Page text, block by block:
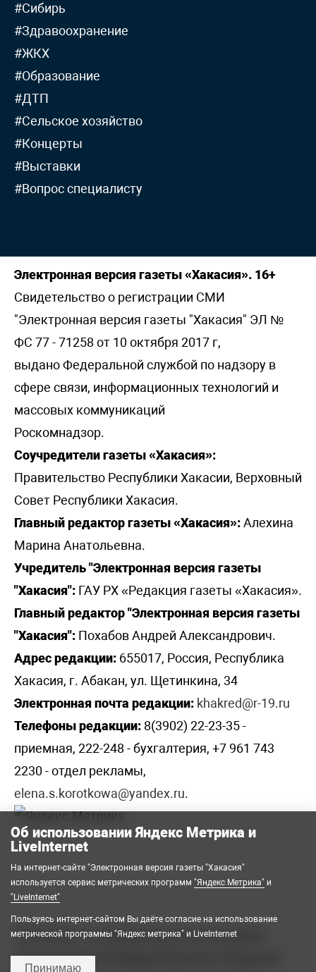
#Сибирь
#Здравоохранение
#ЖКХ
#Образование
#ДТП
#Сельское хозяйство
#Концерты
#Выставки
#Вопрос специалисту
Электронная версия газеты «Хакасия». 16+
Свидетельство о регистрации СМИ
"Электронная версия газеты "Хакасия" ЭЛ №
ФС 77 - 71258 от 10 октября 2017 г,
выдано Федеральной службой по надзору в
сфере связи, информационных технологий и
массовых коммуникаций
Роскомнадзор.
Соучредители газеты «Хакасия»:
Правительство Республики Хакасии, Верховный
Совет Республики Хакасия.
Главный редактор газеты «Хакасия»:Алехина
Марина Анатольевна.
Учредитель "Электронная версия газеты
"Хакасия": ГАУ РХ «Редакция газеты «Хакасия».
Главный редактор "Электронная версия газеты
"Хакасия": Похабов Андрей Александрович.
Адрес редакции: 655017, Россия, Республика
Хакасия, г. Абакан, ул. Щетинкина, 34
Электронная почта редакции: khakred@r-19.ru
Телефоны редакции: 8(3902) 22-23-35 -
приемная, 222-248 - бухгалтерия, +7 961 743
2230 - отдел рекламы,
elena.s.korotkowa@yandex.ru.
2008-2026 © Государственное автономное
учреждение Республики Хакасия «Редакция
Об использовании Яндекс Метрика и
LiveInternet
На интернет-сайте "Электронная версия газеты "Хакасия"
используется сервис метрических программ "Яндекс Метрика" и
"LiveInternet"
Пользуясь интернет-сайтом Вы даёте согласие на использование
метрической программы "Яндекс метрика" и LiveInternet
Принимаю